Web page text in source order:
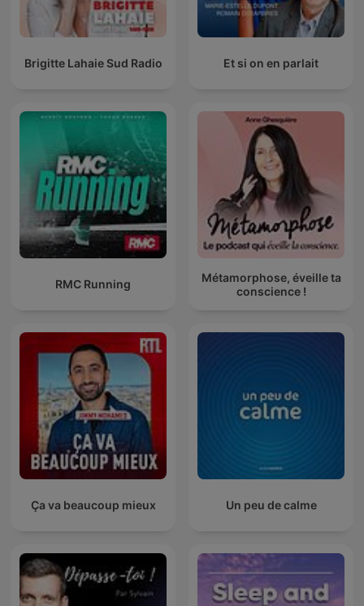
Brigitte Lahaie Sud Radio Et si on en parlait
RMC Running
Métamorphose, éveille ta
conscience !
Ça va beaucoup mieux Un peu de calme